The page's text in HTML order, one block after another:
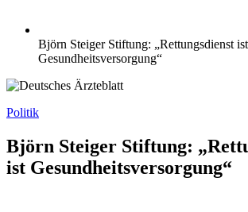
Björn Steiger Stiftung: „Rettungsdienst ist
Gesundheitsversorgung“
Politik
Björn Steiger Stiftung:
ist Gesundheitsversorgung“